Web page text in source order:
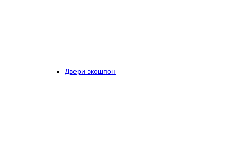
Двери экошпон